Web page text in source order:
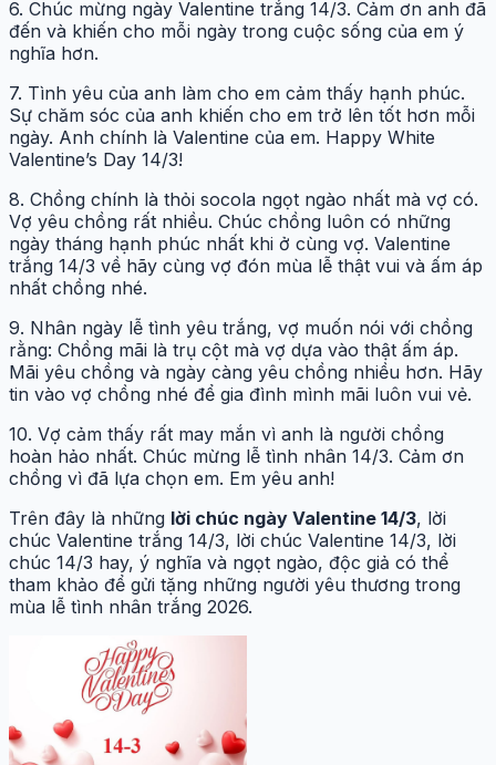
6. Chúc mừng ngày Valentine trắng 14/3. Cảm ơn anh đã
đến và khiến cho mỗi ngày trong cuộc sống của em ý
nghĩa hơn.
7. Tình yêu của anh làm cho em cảm thấy hạnh phúc.
Sự chăm sóc của anh khiến cho em trở lên tốt hơn mỗi
ngày. Anh chính là Valentine của em. Happy White
Valentine’s Day 14/3!
8. Chồng chính là thỏi socola ngọt ngào nhất mà vợ có.
Vợ yêu chồng rất nhiều. Chúc chồng luôn có những
ngày tháng hạnh phúc nhất khi ở cùng vợ. Valentine
trắng 14/3 về hãy cùng vợ đón mùa lễ thật vui và ấm áp
nhất chồng nhé.
9. Nhân ngày lễ tình yêu trắng, vợ muốn nói với chồng
rằng: Chồng mãi là trụ cột mà vợ dựa vào thật ấm áp.
Mãi yêu chồng và ngày càng yêu chồng nhiều hơn. Hãy
tin vào vợ chồng nhé để gia đình mình mãi luôn vui vẻ.
10. Vợ cảm thấy rất may mắn vì anh là người chồng
hoàn hảo nhất. Chúc mừng lễ tình nhân 14/3. Cảm ơn
chồng vì đã lựa chọn em. Em yêu anh!
Trên đây là những lời chúc ngày Valentine 14/3, lời
chúc Valentine trắng 14/3, lời chúc Valentine 14/3, lời
chúc 14/3 hay, ý nghĩa và ngọt ngào, độc giả có thể
tham khảo để gửi tặng những người yêu thương trong
mùa lễ tình nhân trắng 2026.